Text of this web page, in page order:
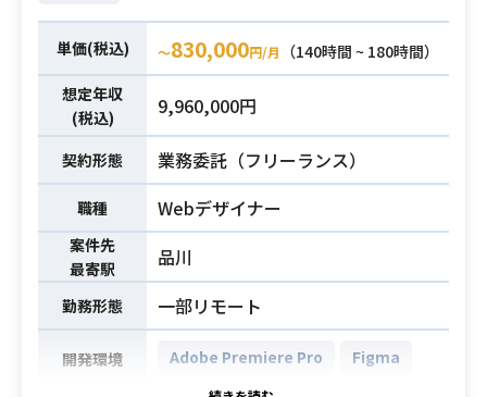
単価(税込) 〜830,000円/月
（140時間 ~ 180時間）
想定年収
(税込)
9,960,000円
契約形態 業務委託（フリーランス）
職種 Webデザイナー
案件先
最寄駅
品川
勤務形態 一部リモート
開発環境 Adobe Premiere Pro Figma